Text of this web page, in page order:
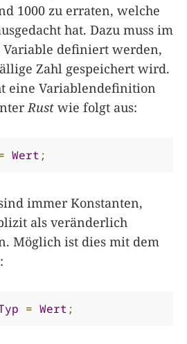
1000 zu erraten, welche
hat. Dazu muss im
Variable definiert werden,
Zahl gespeichert wird.
eine Variablendefinition
Rust wie folgt aus:
Wert ;
immer Konstanten,
als veränderlich
Möglich ist dies mit dem
:
= Wert ;